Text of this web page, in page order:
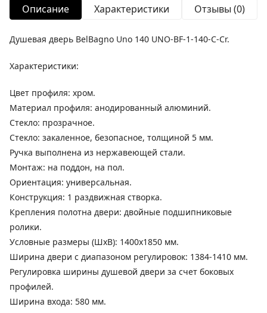
Описание Характеристики Отзывы (0)
Душевая дверь BelBagno Uno 140 UNO-BF-1-140-C-Cr.
Характеристики:
Цвет профиля: хром.
Материал профиля: анодированный алюминий.
Стекло: прозрачное.
Стекло: закаленное, безопасное, толщиной 5 мм.
Ручка выполнена из нержавеющей стали.
Монтаж: на поддон, на пол.
Ориентация: универсальная.
Конструкция: 1 раздвижная створка.
Крепления полотна двери: двойные подшипниковые
ролики.
Условные размеры (ШхВ): 1400х1850 мм.
Ширина двери с диапазоном регулировок: 1384-1410 мм.
Регулировка ширины душевой двери за счет боковых
профилей.
Ширина входа: 580 мм.